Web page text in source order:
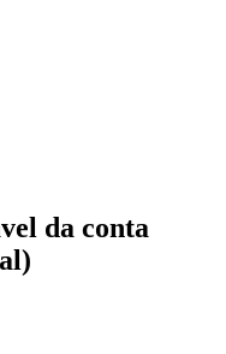
da conta